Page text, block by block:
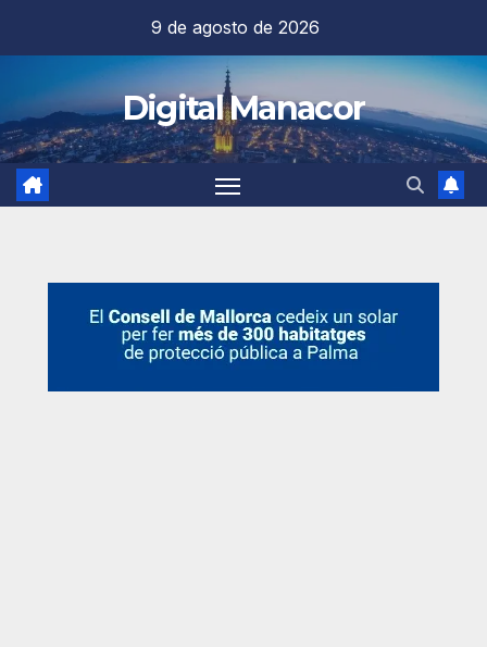
contenido
9 de agosto de 2026
Digital Manacor